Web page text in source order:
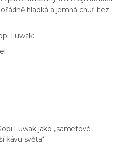
hladká a jemná chuť bez
Luwak:
Luwak jako „sametové
kávu světa“.